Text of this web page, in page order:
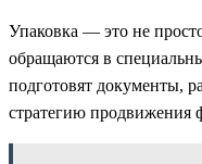
Упаковка — это не
обращаются в
подготовят документы,
стратегию продвижения